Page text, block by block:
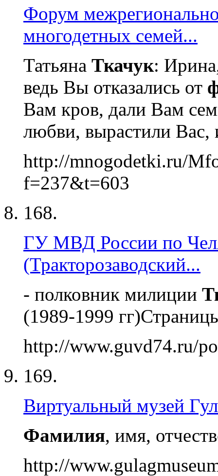
Форум
многодетных семей...
Татьяна Ткачук:
ведь Вы отказались от
Вам кров, дали Вам
любви, вырастили Вас,
http://mnogodetki.ru/
f=237&t=603
168.
ГУ МВД России по
(Тракторозаводский...
- полковник милиции
(1989-1999
http://www.guvd74.ru/
169.
Виртуальный музей
Фамилия, имя,
http://